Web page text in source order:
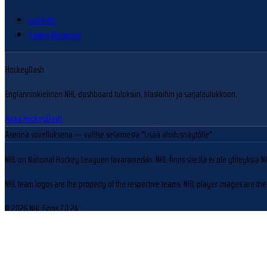
LinkedIn
Twitter @hokram
HockeyDash
Englanninkielinen NHL-dashboard tuloksiin, tilastoihin ja sarjataulukkoon.
Avaa HockeyDash
Asenna sovelluksena — valitse selaimesta "Lisää aloitusnäytölle"
NHL on National Hockey Leaguen tavaramerkki. NHL-finns.site:llä ei ole yhteyksiä
NHL team logos are the property of the respective teams. NHL player images are
© 2026 NHL Finns7.0.24